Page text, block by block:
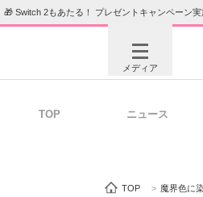
🎁 Switch 2もあたる！ プレゼントキャンペーン実
メディア
TOP ニュース
TOP > 魔界色に